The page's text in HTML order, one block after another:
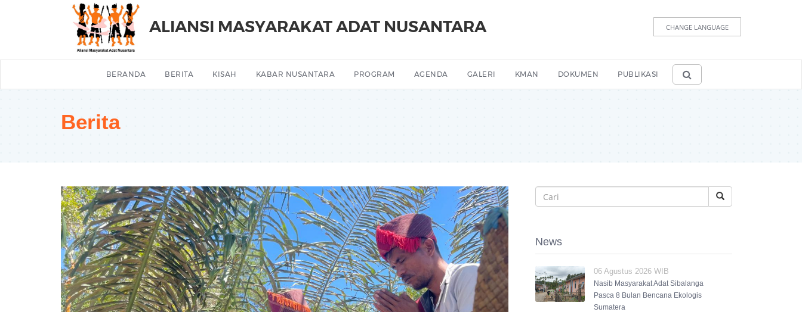
ALIANSI MASYARAKAT ADAT NUSANTARA CHANGE LANGUAGE
BERANDA BERITA KISAH KABAR NUSANTARA PROGRAM AGENDA GALERI KMAN DOKUMEN PUBLIKASI
Berita
News
06 Agustus 2026 WIB
Nasib Masyarakat Adat Sibalanga
Pasca 8 Bulan Bencana Ekologis
Sumatera